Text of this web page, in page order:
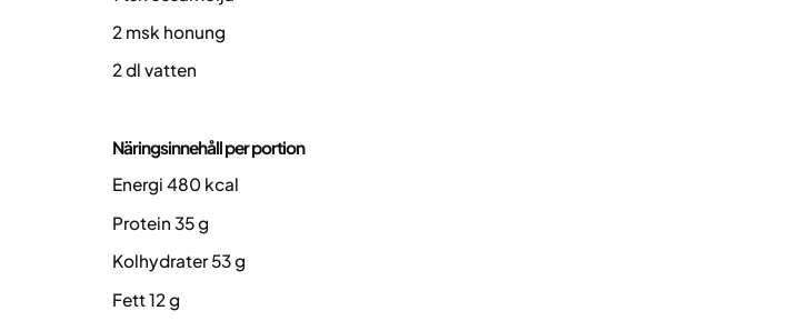
2 msk honung
2 dl vatten
Näringsinnehåll per portion
Energi 480 kcal
Protein 35 g
Kolhydrater 53 g
Fett 12 g